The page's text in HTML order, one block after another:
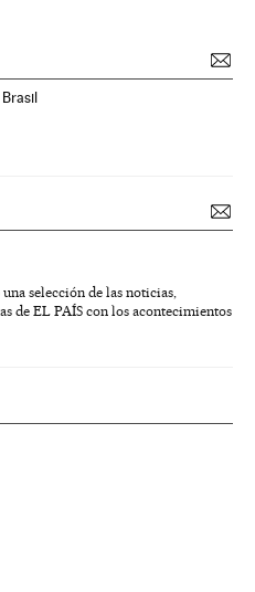
selección de las noticias,
de EL PAÍS con los acontecimientos